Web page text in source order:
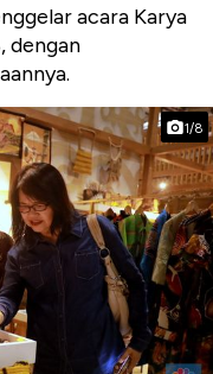
acara Karya
dengan
1/8